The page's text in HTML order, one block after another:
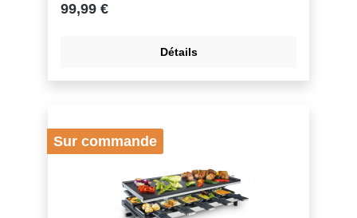
NettoyageComplètement démontable
OuiGénéralElectrique OuiGarantie 2
contre la surchauffe Oui
99,99 €
Détails
Sur commande